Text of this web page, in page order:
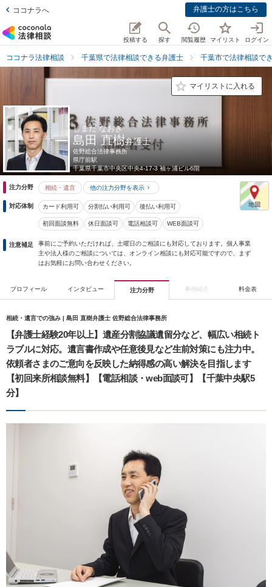
ココナラへ 弁護士の方はこちら
投稿する 探す 閲覧履歴 マイリスト ログイン
ココナラ法律相談 千葉県で法律相談できる弁護士 千葉市で法律相談で
マイリストに入れる
しまだ なおき
島田 直樹弁護士
佐野総合法律事務所
県庁前駅
千葉県千葉市中央区中央4-17-3 袖ヶ浦ビル6階
注力分野 相続・遺言 他の注力分野を表示
対応体制 カード利用可 分割払い利用可 後払い利用可
初回面談無料 休日面談可 電話相談可 WEB面談可
注意補足
事前にご予約いただければ、土曜日のご相談にも対応しております。個人事業
主や法人様のご相談については、オンライン相談にも対応可能ですので、まず
はお気軽にお問い合わせください。
プロフィール インタビュー 注力分野 事例紹介 料金表
相続・遺言での強み | 島田 直樹弁護士 佐野総合法律事務所
【弁護士経験20年以上】遺産分割協議遺留分など、幅広い相続ト
ラブルに対応。遺言書作成や任意後見など生前対策にも注力中。
依頼者さまのご意向を反映した納得感の高い解決を目指します
【初回来所相談無料】【電話相談・web面談可】【千葉中央駅5
分】